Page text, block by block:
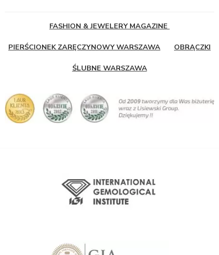
FASHION & JEWELERY MAGAZINE
PIERŚCIONEK ZARĘCZYNOWY WARSZAWA OBRĄCZKI
ŚLUBNE WARSZAWA